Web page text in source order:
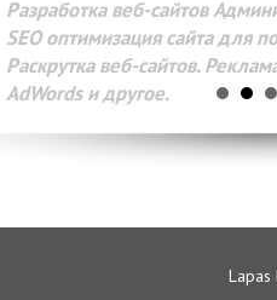
Разработка веб-сайтов
SEO оптимизация сайта для
Раскрутка веб-сайтов.
AdWords и другое.
Lapas